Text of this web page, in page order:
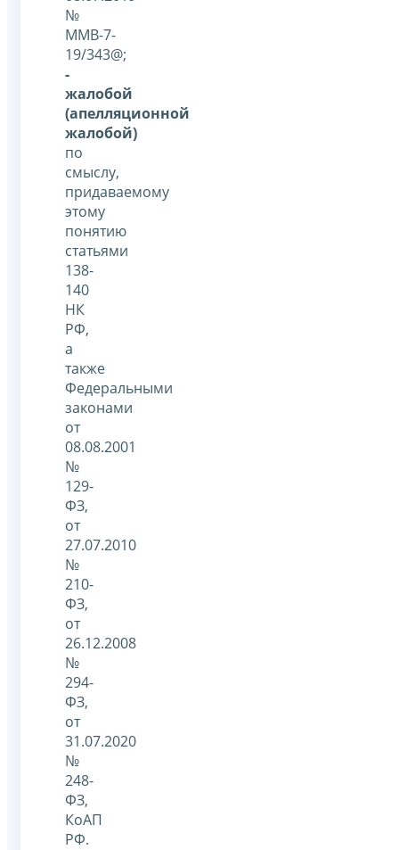
№
ММВ-7-
19/343@;
-
жалобой
(апелляционной
жалобой)
по
смыслу,
придаваемому
этому
понятию
статьями
138-
140
НК
РФ,
а
также
Федеральными
законами
от
08.08.2001
№
129-
ФЗ,
от
27.07.2010
№
210-
ФЗ,
от
26.12.2008
№
294-
ФЗ,
от
31.07.2020
№
248-
ФЗ,
КоАП
РФ.